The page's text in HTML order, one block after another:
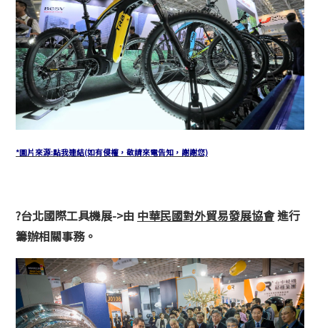
*圖片來源:點我連結(如有侵權，敬請來電告知，謝謝您)
?台北國際工具機展->由 中華民國對外貿易發展協會進行
籌辦相關事務。